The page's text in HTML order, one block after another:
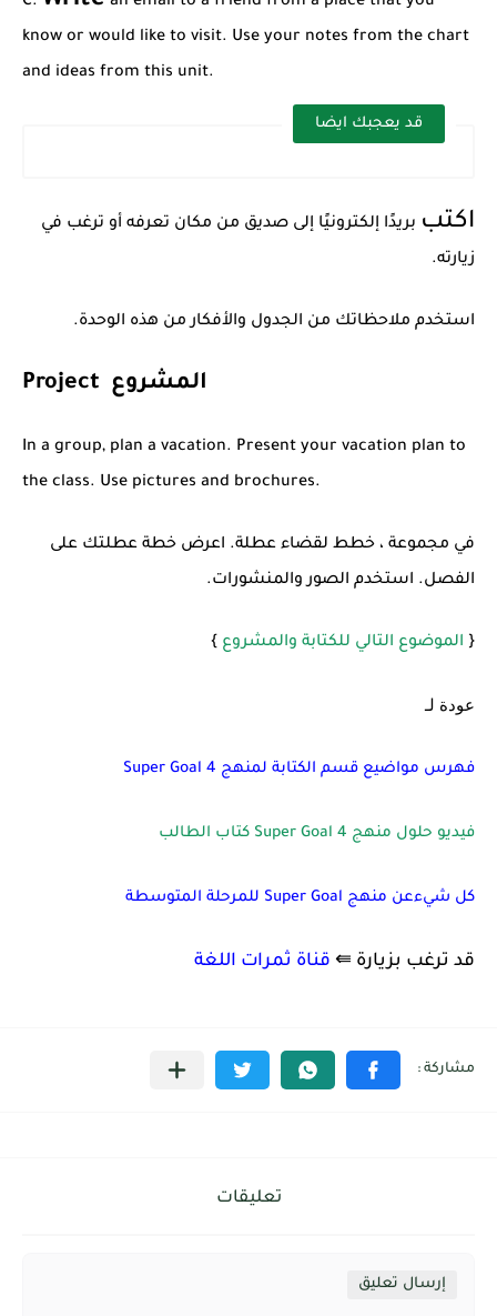
know or would like to visit. Use your notes from the chart
and ideas from this unit.
قد يعجبك ايضا
اكتب بريدًا إلكترونيًا إلى صديق من مكان تعرفه أو ترغب في
زيارته.
استخدم ملاحظاتك من الجدول والأفكار من هذه الوحدة.
Project المشروع
In a group, plan a vacation. Present your vacation plan to
the class. Use pictures and brochures.
في مجموعة ، خطط لقضاء عطلة. اعرض خطة عطلتك على
الفصل. استخدم الصور والمنشورات.
{ الموضوع التالي للكتابة والمشروع }
عودة لـ
فهرس مواضيع قسم الكتابة لمنهج 4 Super Goal
فيديو حلول منهج Super Goal 4 كتاب الطالب
كل شيءعن منهج Super Goal للمرحلة المتوسطة
قد ترغب بزيارة ⇚ قناة ثمرات اللغة
تعليقات
إرسال تعليق